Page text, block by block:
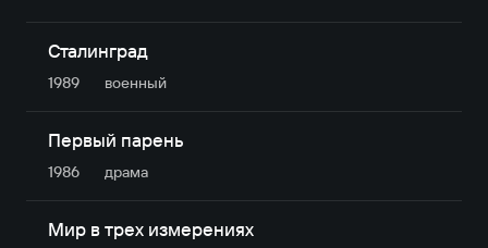
Сталинград
1989 военный
Первый парень
1986 драма
Мир в трех измерениях